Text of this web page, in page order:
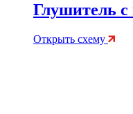
Глушитель
Открыть схему